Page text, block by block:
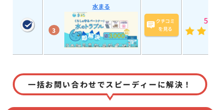
3
水まる
クチコミ
を見る
5
一括お問い合わせでスピーディーに解決！